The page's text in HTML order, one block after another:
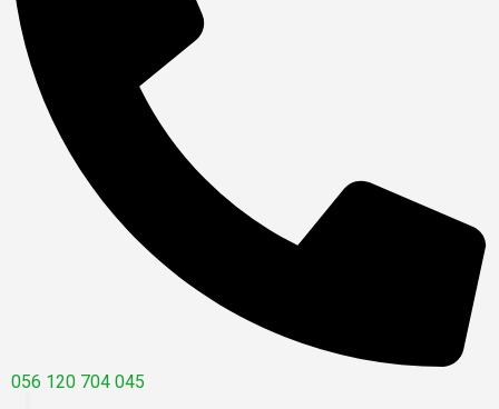
056 120 704 045